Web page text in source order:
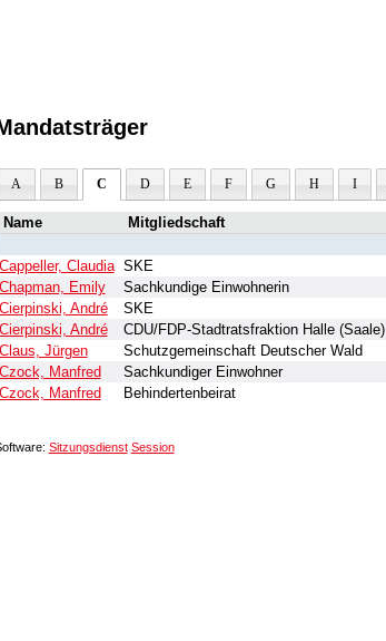
A B C D E F G H I
Name Mitgliedschaft
Cappeller, Claudia SKE
Chapman, Emily
Sachkundige Einwohnerin
Cierpinski, André
SKE
Cierpinski, André
CDU/FDP-Stadtratsfraktion Halle (Saale)
Claus, Jürgen
Schutzgemeinschaft Deutscher Wald
Czock, Manfred
Sachkundiger Einwohner
Czock, Manfred
Behindertenbeirat
Sitzungsdienst Session